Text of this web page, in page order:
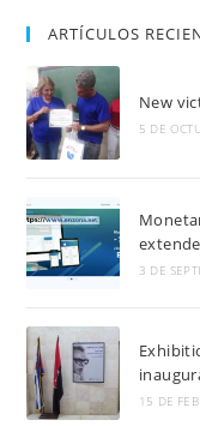
ARTÍCULOS
New
5 DE
3 DE
15 DE